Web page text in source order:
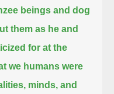
beings and dog
them as he and
for at the
we humans were
minds, and